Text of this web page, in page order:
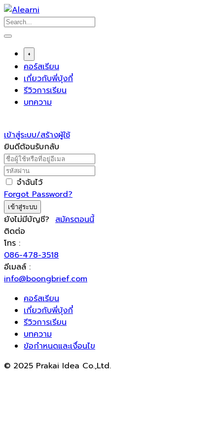
Skip
to
content
+
คอร์สเรียน
เกี่ยวกับพี่บุ้งกี๋
รีวิวการเรียน
บทความ
เข้าสู่ระบบ/สร้างผู้ใช้
ยินดีต้อนรับกลับ
จำฉันไว้
Forgot Password?
เข้าสู่ระบบ
ยังไม่มีบัญชี? สมัครตอนนี้
ติดต่อ
โทร :
086-478-3518
อีเมลล์ :
info@boongbrief.com
คอร์สเรียน
เกี่ยวกับพี่บุ้งกี๋
รีวิวการเรียน
บทความ
ข้อกำหนดและเงื่อนไข
© 2025 Prakai Idea Co.,Ltd.